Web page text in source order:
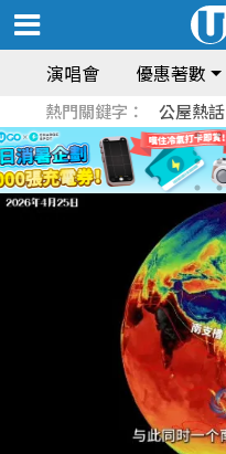
演唱會 優惠著數
熱門關鍵字： 公屋熱話